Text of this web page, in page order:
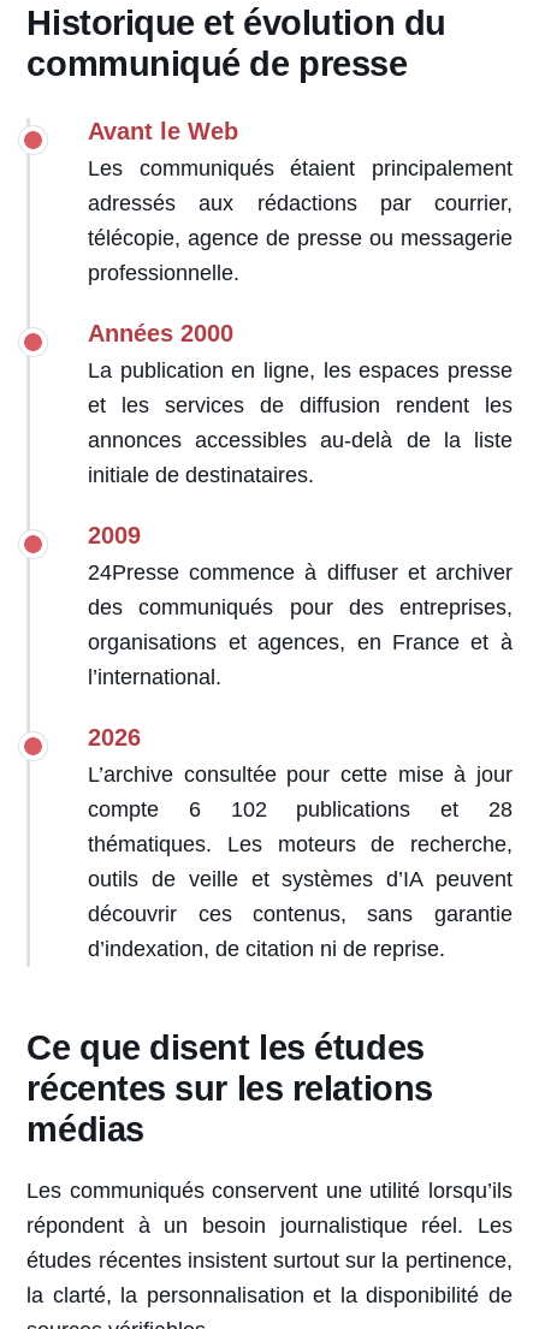
Historique et évolution du
communiqué de presse
Avant le Web
Les communiqués étaient principalement
adressés aux rédactions par courrier,
télécopie, agence de presse ou messagerie
professionnelle.
Années 2000
La publication en ligne, les espaces presse
et les services de diffusion rendent les
annonces accessibles au-delà de la liste
initiale de destinataires.
2009
24Presse commence à diffuser et archiver
des communiqués pour des entreprises,
organisations et agences, en France et à
l’international.
2026
L’archive consultée pour cette mise à jour
compte 6 102 publications et 28
thématiques. Les moteurs de recherche,
outils de veille et systèmes d’IA peuvent
découvrir ces contenus, sans garantie
d’indexation, de citation ni de reprise.
Ce que disent les études
récentes sur les relations
médias
Les communiqués conservent une utilité lorsqu’ils
répondent à un besoin journalistique réel. Les
études récentes insistent surtout sur la pertinence,
la clarté, la personnalisation et la disponibilité de